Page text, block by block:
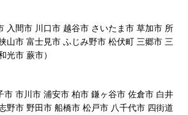
入間市 川口市 越谷市 さいたま市 草加市 所
山市 富士見市 ふじみ野市 松伏町 三郷市 三
光市 蕨市）
市 市川市 浦安市 柏市 鎌ヶ谷市 佐倉市 白井
野市 野田市 船橋市 松戸市 八千代市 四街道